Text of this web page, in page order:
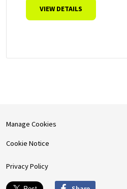
VIEW DETAILS
Manage Cookies
Cookie Notice
Privacy Policy